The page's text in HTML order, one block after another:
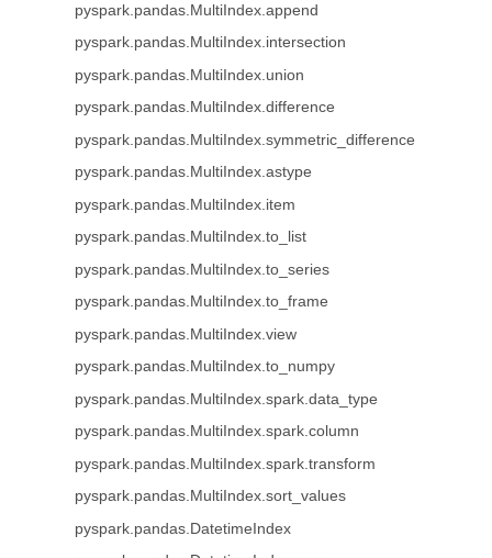
pyspark.pandas.MultiIndex.append
pyspark.pandas.MultiIndex.intersection
pyspark.pandas.MultiIndex.union
pyspark.pandas.MultiIndex.difference
pyspark.pandas.MultiIndex.symmetric_difference
pyspark.pandas.MultiIndex.astype
pyspark.pandas.MultiIndex.item
pyspark.pandas.MultiIndex.to_list
pyspark.pandas.MultiIndex.to_series
pyspark.pandas.MultiIndex.to_frame
pyspark.pandas.MultiIndex.view
pyspark.pandas.MultiIndex.to_numpy
pyspark.pandas.MultiIndex.spark.data_type
pyspark.pandas.MultiIndex.spark.column
pyspark.pandas.MultiIndex.spark.transform
pyspark.pandas.MultiIndex.sort_values
pyspark.pandas.DatetimeIndex